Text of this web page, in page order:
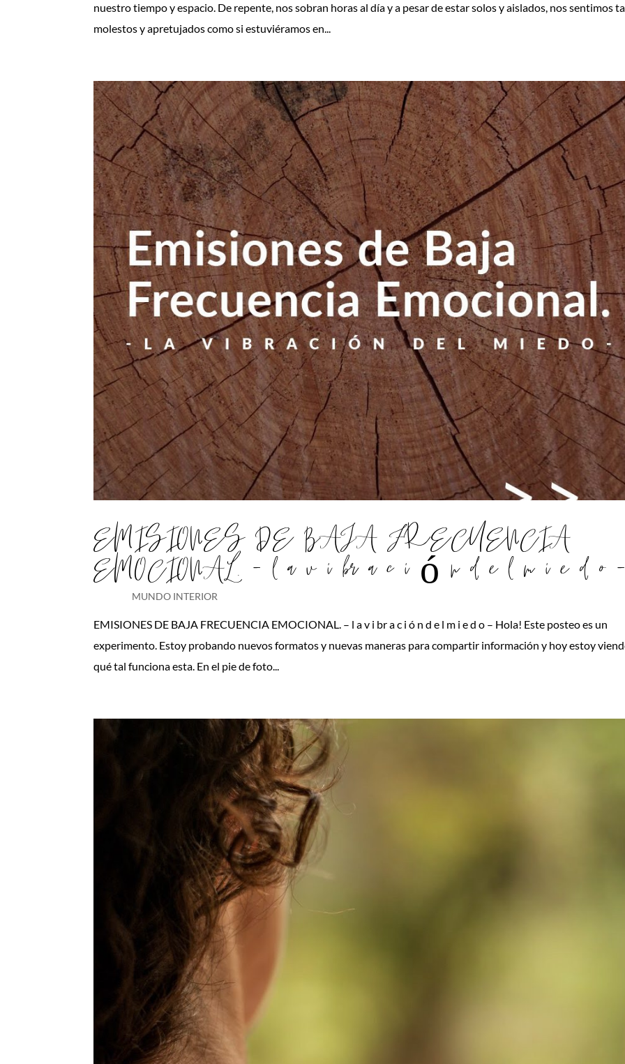
nuestro tiempo y espacio. De repente, nos sobran horas al día y a pesar de estar solos y aislados, nos sentimos
molestos y apretujados como si estuviéramos en...
EMISIONES DE BAJA FRECUENCIA
EMOCIONAL. – l a v i br a c i ó n d e l m i e d o
MUNDO INTERIOR
EMISIONES DE BAJA FRECUENCIA EMOCIONAL. – l a v i br a c i ó n d e l m i e d o – Hola! Este posteo es un
experimento. Estoy probando nuevos formatos y nuevas maneras para compartir información y hoy estoy
qué tal funciona esta. En el pie de foto...